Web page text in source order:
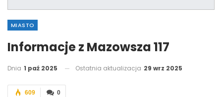
MIASTO
Informacje z Mazowsza 117
Dnia 1 paź 2025 Ostatnia aktualizacja 29 wrz 2025
0
609